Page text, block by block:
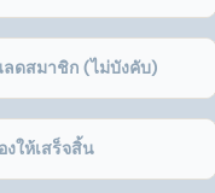
ดสมาชิก (ไม่บังคับ)
งให้เสร็จสิ้น